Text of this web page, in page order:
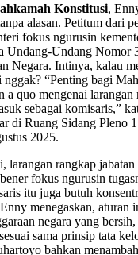
Konstitusi,
alasan. Petitum dari
fokus ngurusin
Undang-Undang Nomor
Negara. Intinya, kalau
“Penting bagi
a quo mengenai
sebagai komisaris,”
di Ruang Sidang Pleno
2025.
larangan rangkap
fokus ngurusin
itu juga butuh
menegaskan, aturan
negara yang bersih,
sama prinsip tata
bahkan